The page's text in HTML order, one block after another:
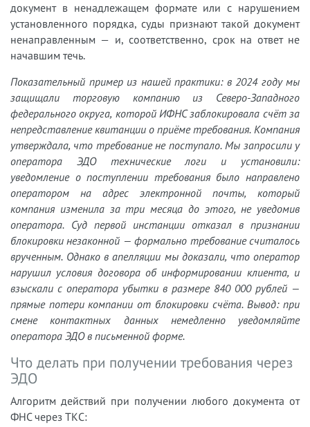
документ в ненадлежащем формате или с нарушением
установленного порядка, суды признают такой документ
ненаправленным — и, соответственно, срок на ответ не
начавшим течь.
Показательный пример из нашей практики: в 2024 году мы
защищали торговую компанию из Северо-Западного
федерального округа, которой ИФНС заблокировала счёт за
непредставление квитанции о приёме требования. Компания
утверждала, что требование не поступало. Мы запросили у
оператора ЭДО технические логи и установили:
уведомление о поступлении требования было направлено
оператором на адрес электронной почты, который
компания изменила за три месяца до этого, не уведомив
оператора. Суд первой инстанции отказал в признании
блокировки незаконной — формально требование считалось
врученным. Однако в апелляции мы доказали, что оператор
нарушил условия договора об информировании клиента, и
взыскали с оператора убытки в размере 840 000 рублей —
прямые потери компании от блокировки счёта. Вывод: при
смене контактных данных немедленно уведомляйте
оператора ЭДО в письменной форме.
Что делать при получении требования через
ЭДО
Алгоритм действий при получении любого документа от
ФНС через ТКС: